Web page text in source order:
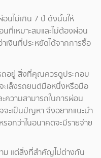
นไม่เกิน 7 ปี ดังนั้นให้
ที่เหมาะสมและไม่ต้องผ่อน
เงินที่ประหยัดได้จากการซื้อ
อยู่ สิ่งที่คุณควรดูประกอบ
ะเล็งรถยนต์มือหนึ่งหรือมือ
ความสามารถในการผ่อน
จะเป็นปัญหา จึงอยากแนะนำ
รอกว่าในอนาคตจะมีรายจ่าย
าม แต่สิ่งที่สำคัญไม่ต่างกัน